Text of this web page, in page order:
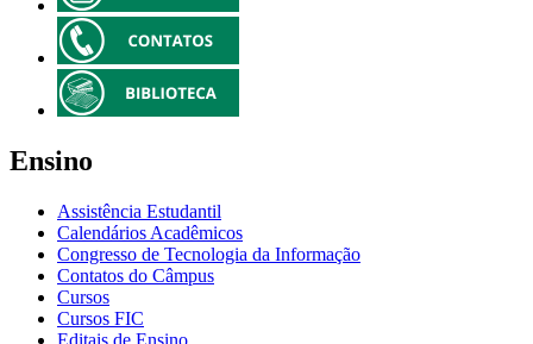
Ensino
Assistência Estudantil
Calendários Acadêmicos
Congresso de Tecnologia da Informação
Contatos do Câmpus
Cursos
Cursos FIC